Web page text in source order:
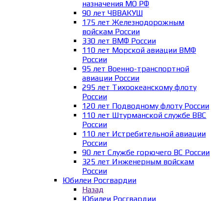
назначения МО РФ
90 лет ЧВВАКУШ
175 лет Железнодорожным
войскам России
330 лет ВМФ России
110 лет Морской авиации ВМФ
России
95 лет Военно-транспортной
авиации России
295 лет Тихоокеанскому флоту
России
120 лет Подводному флоту России
110 лет Штурманской службе ВВС
России
110 лет Истребительной авиации
России
90 лет Службе горючего ВС России
325 лет Инженерным войскам
России
Юбилеи Росгвардии
Назад
Юбилеи Росгвардии